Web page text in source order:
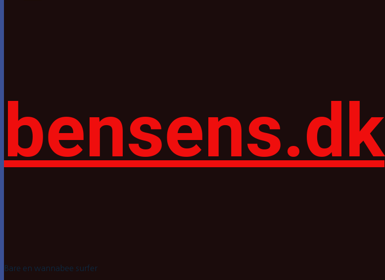
bensens.dk
Bare en wannabee surfer